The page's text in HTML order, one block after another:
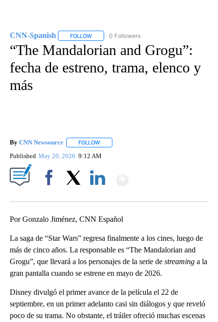
CNN-Spanish FOLLOW FOLLOW "CNN-SPANISH" TO RECEIVE
0 Followers
“The Mandalorian and Grogu”:
fecha de estreno, trama, elenco y
más
By CNN Newsource FOLLOW
Published May 20, 2026 9:12 AM
Por Gonzalo Jiménez, CNN Español
La saga de “Star Wars” regresa finalmente a los cines, luego de
más de cinco años. La responsable es “The Mandalorian and
Grogu”, que llevará a los personajes de la serie de streaming a la
gran pantalla cuando se estrene en mayo de 2026.
Disney divulgó el primer avance de la película el 22 de
septiembre, en un primer adelanto casi sin diálogos y que reveló
poco de su trama. No obstante, el tráiler ofreció muchas escenas